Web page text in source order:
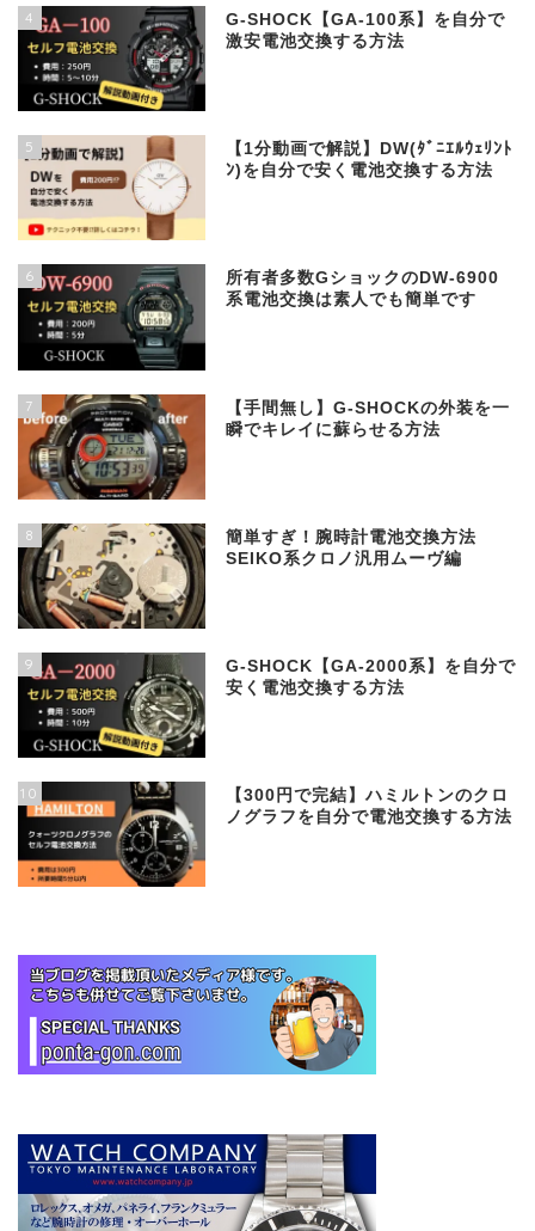
4
G-SHOCK【GA-100系】を自分で
激安電池交換する方法
5
【1分動画で解説】DW(ﾀﾞﾆｴﾙｳｪﾘﾝﾄ
ﾝ)を自分で安く電池交換する方法
6
所有者多数GショックのDW-6900
系電池交換は素人でも簡単です
7
【手間無し】G-SHOCKの外装を一
瞬でキレイに蘇らせる方法
8
簡単すぎ！腕時計電池交換方法
SEIKO系クロノ汎用ムーヴ編
9
G-SHOCK【GA-2000系】を自分で
安く電池交換する方法
10
【300円で完結】ハミルトンのクロ
ノグラフを自分で電池交換する方法